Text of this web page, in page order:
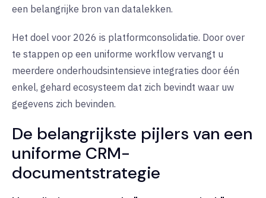
een belangrijke bron van datalekken.
Het doel voor 2026 is platformconsolidatie. Door over
te stappen op een uniforme workflow vervangt u
meerdere onderhoudsintensieve integraties door één
enkel, gehard ecosysteem dat zich bevindt waar uw
gegevens zich bevinden.
De belangrijkste pijlers van een
uniforme CRM-
documentstrategie